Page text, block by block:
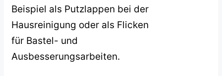
Beispiel als Putzlappen bei der
Hausreinigung oder als Flicken
für Bastel- und
Ausbesserungsarbeiten.